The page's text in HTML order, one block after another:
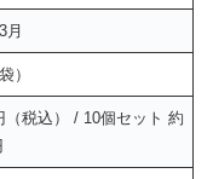
月
）
（税込） / 10個セット 約